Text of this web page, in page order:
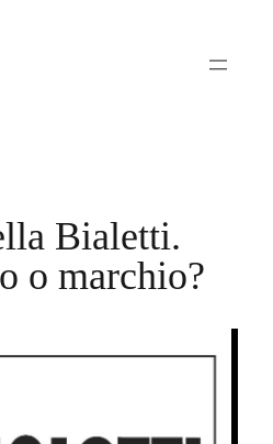
Bialetti.
o marchio?